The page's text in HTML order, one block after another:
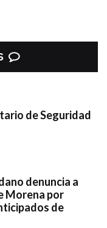
de Seguridad
denuncia a
Morena por
de